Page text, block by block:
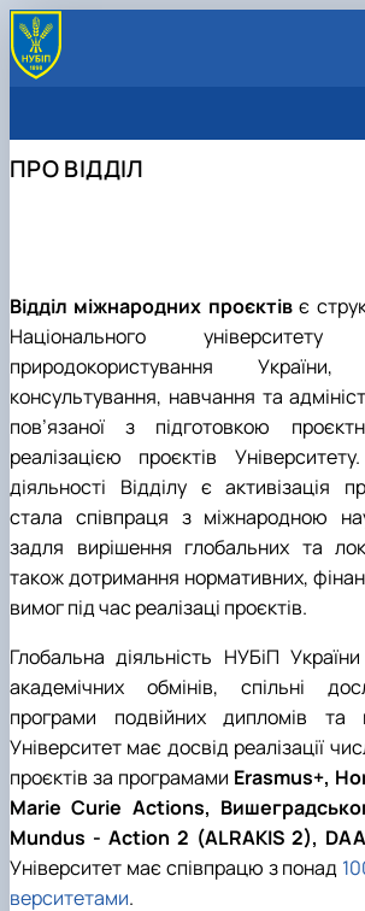
Про відділ
Команда
МІЖНАРОДНІ ПРОЄКТИ
Міжнародні проєкти
ПРОГРАМИ, КОНКУРСИ
ПРО ВІДДІЛ
Відділ міжнародних проєктівє
Національного
природокористування
консультування, навчання та
пов’язаної з підготовкою
реалізацією проєктів
діяльності Відділу є активізація
стала співпраця з міжнародною
задля вирішення глобальних та
також дотримання нормативних,
вимог під час реалізаці проєктів.
Глобальна діяльність НУБіП
академічних обмінів, спільні
програми подвійних дипломів та
Університет має досвід реалізації
проєктів за програмами Erasmus+,
Marie Curie Actions,
Mundus - Action 2 (ALRAKIS 2),
Університет має співпрацю з понад
верситетами.